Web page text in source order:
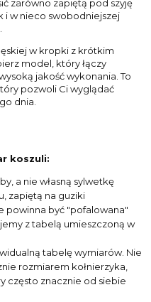
zarówno zapiętą pod szyję
i w nieco swobodniejszej
w kropki z krótkim
model, który łączy
jakość wykonania. To
pozwoli Ci wyglądać
dnia.
koszuli:
a nie własną sylwetkę
zapiętą na guziki
powinna być "pofalowana"
z tabelą umieszczoną w
tabelę wymiarów. Nie
rozmiarem kołnierzyka,
często znacznie od siebie